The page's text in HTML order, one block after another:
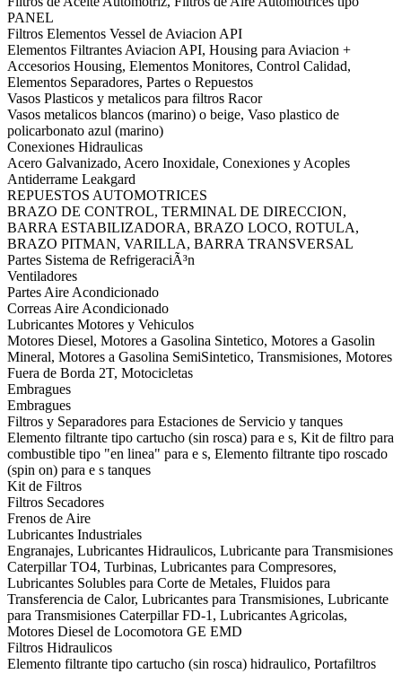
PANEL
Filtros Elementos Vessel de Aviacion API
Elementos Filtrantes Aviacion API, Housing para Aviacion +
Accesorios Housing, Elementos Monitores, Control Calidad,
Elementos Separadores, Partes o Repuestos
Vasos Plasticos y metalicos para filtros Racor
Vasos metalicos blancos (marino) o beige, Vaso plastico de
policarbonato azul (marino)
Conexiones Hidraulicas
Acero Galvanizado, Acero Inoxidale, Conexiones y Acoples
Antiderrame Leakgard
REPUESTOS AUTOMOTRICES
BRAZO DE CONTROL, TERMINAL DE DIRECCION,
BARRA ESTABILIZADORA, BRAZO LOCO, ROTULA,
BRAZO PITMAN, VARILLA, BARRA TRANSVERSAL
Partes Sistema de RefrigeraciÃ³n
Ventiladores
Partes Aire Acondicionado
Correas Aire Acondicionado
Lubricantes Motores y Vehiculos
Motores Diesel, Motores a Gasolina Sintetico, Motores a Gasolin
Mineral, Motores a Gasolina SemiSintetico, Transmisiones, Motores
Fuera de Borda 2T, Motocicletas
Embragues
Embragues
Filtros y Separadores para Estaciones de Servicio y tanques
Elemento filtrante tipo cartucho (sin rosca) para e s, Kit de filtro para
combustible tipo "en linea" para e s, Elemento filtrante tipo roscado
(spin on) para e s tanques
Kit de Filtros
Filtros Secadores
Frenos de Aire
Lubricantes Industriales
Engranajes, Lubricantes Hidraulicos, Lubricante para Transmisiones
Caterpillar TO4, Turbinas, Lubricantes para Compresores,
Lubricantes Solubles para Corte de Metales, Fluidos para
Transferencia de Calor, Lubricantes para Transmisiones, Lubricante
para Transmisiones Caterpillar FD-1, Lubricantes Agricolas,
Motores Diesel de Locomotora GE EMD
Filtros Hidraulicos
Elemento filtrante tipo cartucho (sin rosca) hidraulico, Portafiltros